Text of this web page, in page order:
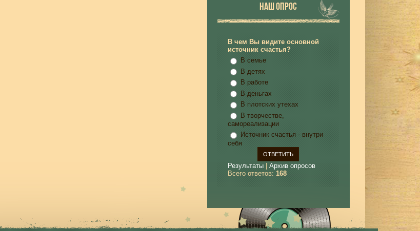
НАШ ОПРОС
В чем Вы видите основной
источник счастья?
В семье
В детях
В работе
В деньгах
В плотских утехах
В творчестве,
самореализации
Источник счастья - внутри
себя
Результаты| Архив опросов
Всего ответов: 168